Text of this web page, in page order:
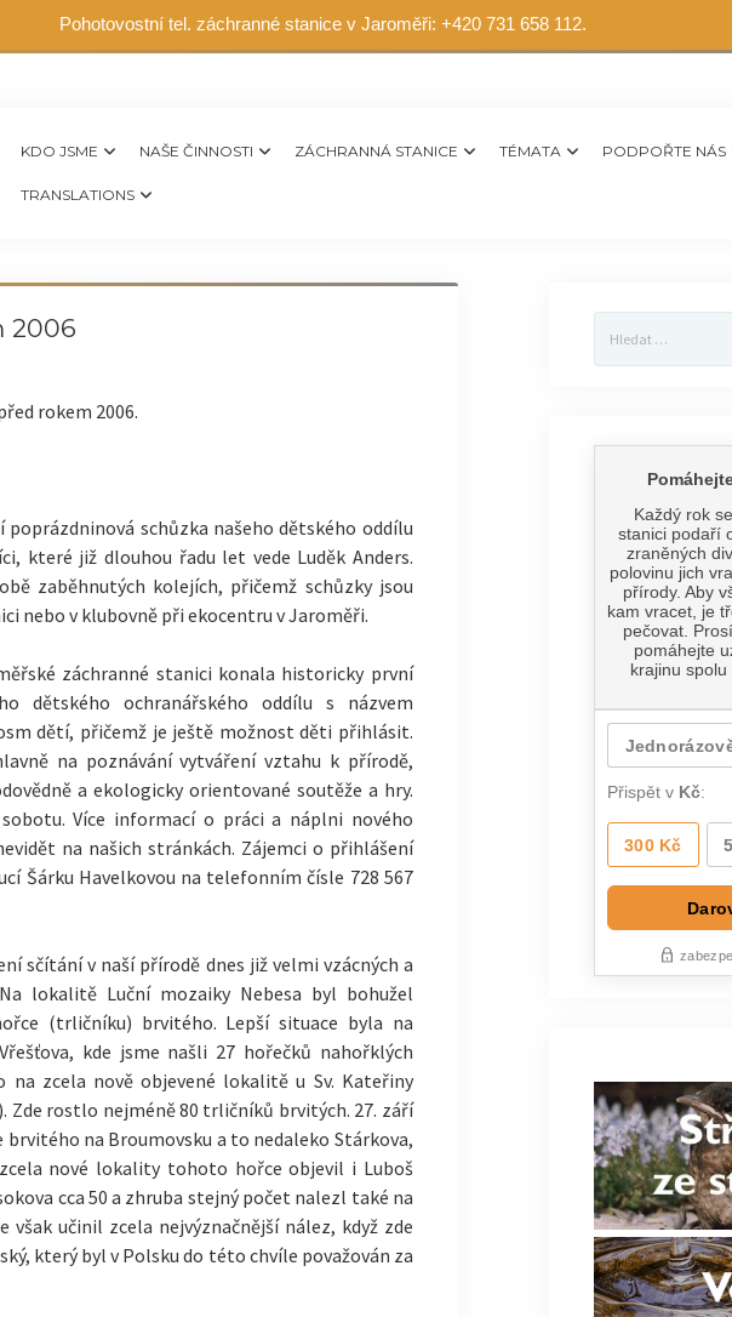
Pohotovostní tel. záchranné stanice v Jaroměři: +420 731 658 112.
KDO JSME NAŠE ČINNOSTI ZÁCHRANNÁ STANICE TÉMATA PODPOŘTE NÁS
TRANSLATIONS
2006
rokem 2006.
schůzka našeho dětského oddílu
které již dlouhou řadu let vede Luděk Anders.
zaběhnutých kolejích, přičemž schůzky jsou
nebo v klubovně při ekocentru v Jaroměři.
záchranné stanici konala historicky první
dětského ochranářského oddílu s názvem
dětí, přičemž je ještě možnost děti přihlásit.
na poznávání vytváření vztahu k přírodě,
a ekologicky orientované soutěže a hry.
Více informací o práci a náplni nového
na našich stránkách. Zájemci o přihlášení
Šárku Havelkovou na telefonním čísle 728 567
sčítání v naší přírodě dnes již velmi vzácných a
lokalitě Luční mozaiky Nebesa byl bohužel
(trličníku) brvitého. Lepší situace byla na
kde jsme našli 27 hořečků nahořklých
na zcela nově objevené lokalitě u Sv. Kateřiny
Zde rostlo nejméně 80 trličníků brvitých. 27. září
na Broumovsku a to nedaleko Stárkova,
nové lokality tohoto hořce objevil i Luboš
cca 50 a zhruba stejný počet nalezl také na
však učinil zcela nejvýznačnější nález, když zde
který byl v Polsku do této chvíle považován za